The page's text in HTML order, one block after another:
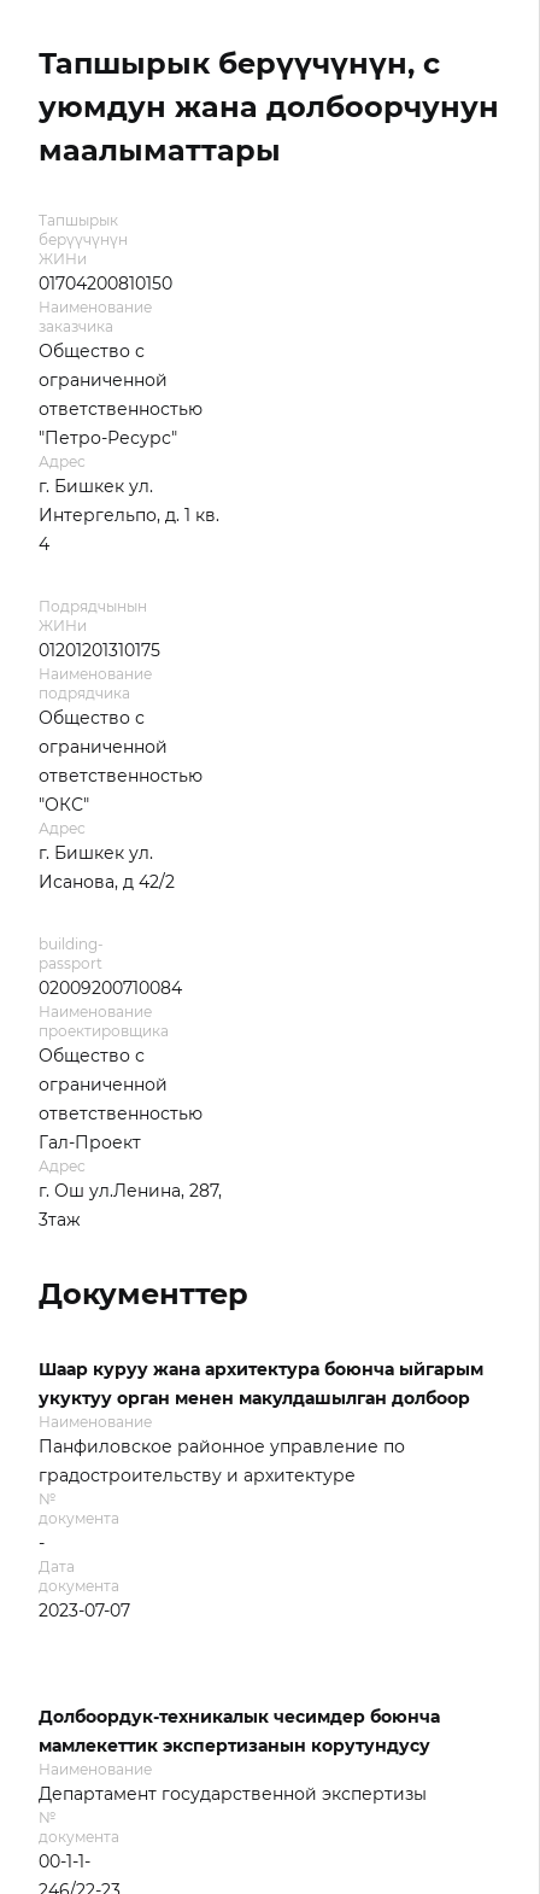
Тапшырык берүүчүнүн, с
уюмдун жана долбоорчунун
маалыматтары
Тапшырык
берүүчүнүн
ЖИНи
01704200810150
Наименование
заказчика
Общество с
ограниченной
ответственностью
"Петро-Ресурс"
Адрес
г. Бишкек ул.
Интергельпо, д. 1 кв.
4
Подрядчынын
ЖИНи
01201201310175
Наименование
подрядчика
Общество с
ограниченной
ответственностью
"ОКС"
Адрес
г. Бишкек ул.
Исанова, д 42/2
building-
passport
02009200710084
Наименование
проектировщика
Общество с
ограниченной
ответственностью
Гал-Проект
Адрес
г. Ош ул.Ленина, 287,
3таж
Документтер
Шаар куруу жана архитектура боюнча ыйгарым
укуктуу орган менен макулдашылган долбоор
Наименование
Панфиловское районное управление по
градостроительству и архитектуре
№
документа
-
Дата
документа
2023-07-07
Долбоордук-техникалык чесимдер боюнча
мамлекеттик экспертизанын корутундусу
Наименование
Департамент государственной экспертизы
№
документа
00-1-1-